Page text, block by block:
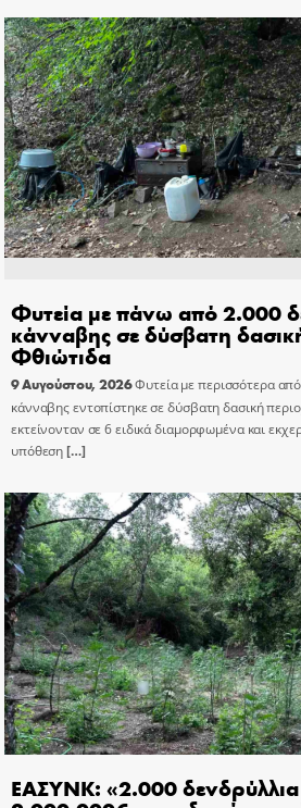
Φυτεία με πάνω από 2.000
κάνναβης σε δύσβατη
Φθιώτιδα
9 Αυγούστου, 2026Φυτεία με περισσότερα
κάνναβης εντοπίστηκε σε δύσβατη δασική
εκτείνονταν σε 6 ειδικά διαμορφωμένα και
υπόθεση[…]
ΕΑΣΥΝΚ: «2.000